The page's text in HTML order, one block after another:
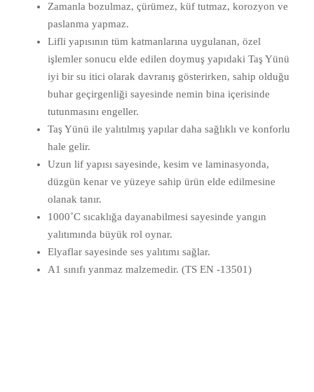
Zamanla bozulmaz, çürümez, küf tutmaz, korozyon ve
paslanma yapmaz.
Lifli yapısının tüm katmanlarına uygulanan, özel
işlemler sonucu elde edilen doymuş yapıdaki Taş Yünü
iyi bir su itici olarak davranış gösterirken, sahip olduğu
buhar geçirgenliği sayesinde nemin bina içerisinde
tutunmasını engeller.
Taş Yünü ile yalıtılmış yapılar daha sağlıklı ve konforlu
hale gelir.
Uzun lif yapısı sayesinde, kesim ve laminasyonda,
düzgün kenar ve yüzeye sahip ürün elde edilmesine
olanak tanır.
1000˚C sıcaklığa dayanabilmesi sayesinde yangın
yalıtımında büyük rol oynar.
Elyaflar sayesinde ses yalıtımı sağlar.
A1 sınıfı yanmaz malzemedir. (TS EN -13501)